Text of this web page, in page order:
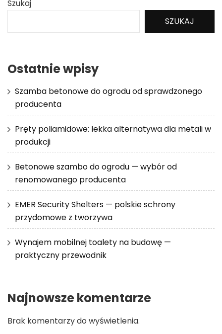
Szukaj
SZUKAJ
Ostatnie wpisy
Szamba betonowe do ogrodu od sprawdzonego
producenta
Pręty poliamidowe: lekka alternatywa dla metali w
produkcji
Betonowe szambo do ogrodu — wybór od
renomowanego producenta
EMER Security Shelters — polskie schrony
przydomowe z tworzywa
Wynajem mobilnej toalety na budowę —
praktyczny przewodnik
Najnowsze komentarze
Brak komentarzy do wyświetlenia.